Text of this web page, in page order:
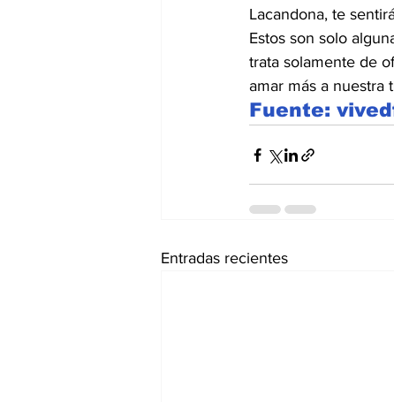
Lacandona, te
Estos son solo
trata solamente de
amar más a nuestra
Fuente:
Entradas recientes